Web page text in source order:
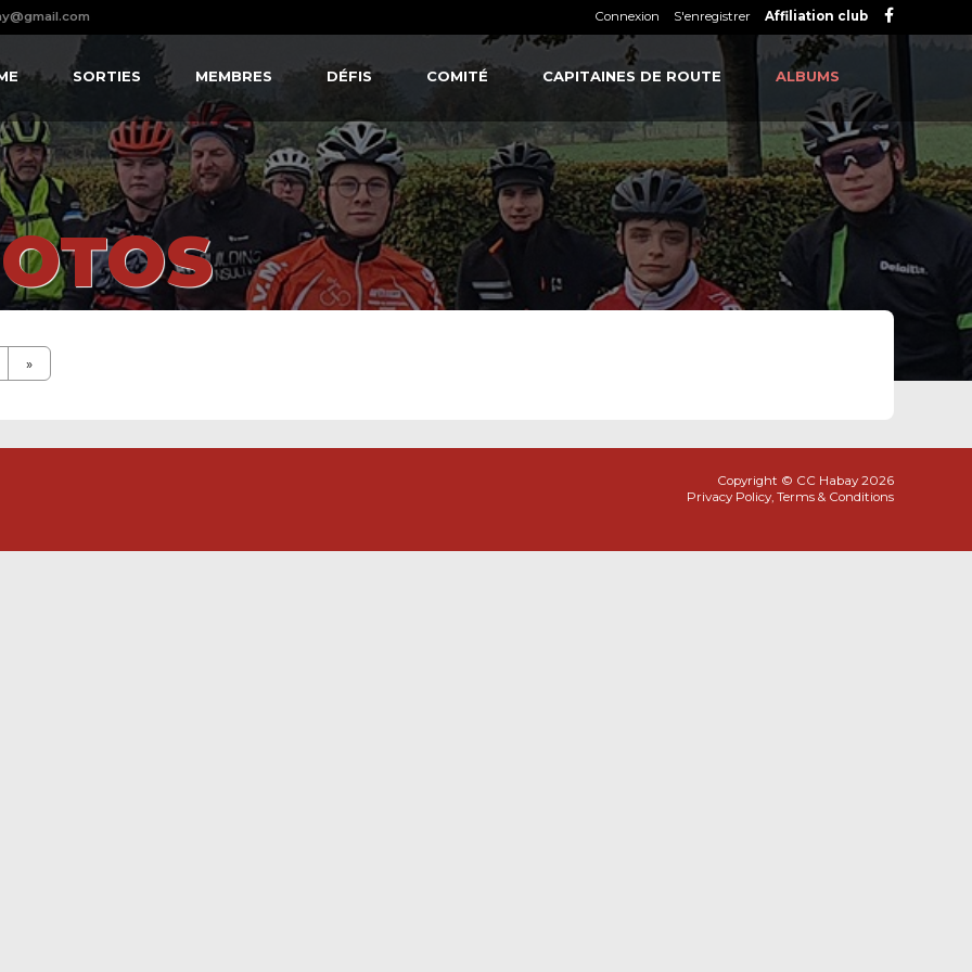
Connexion S'enregistrer Affiliation club
SORTIES MEMBRES DÉFIS COMITÉ CAPITAINES DE ROUTE ALBUMS
»
Copyright © CC Habay 2026
Privacy Policy, Terms & Conditions